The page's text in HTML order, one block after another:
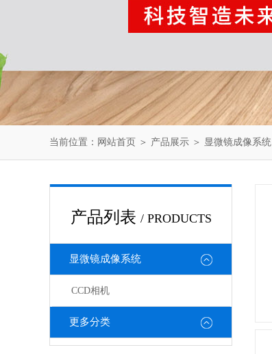
当前位置： 网站首页 ＞ 产品展示 ＞ 显微镜成像系统
产品列表 / PRODUCTS
显微镜成像系统
CCD相机
更多分类